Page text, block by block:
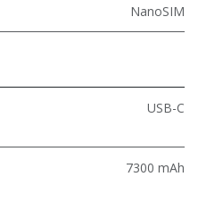
NanoSIM
USB-C
7300 mAh